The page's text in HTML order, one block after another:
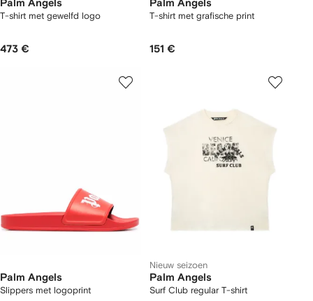
Palm Angels
T-shirt met gewelfd logo
473 €
Palm Angels
T-shirt met grafische print
151 €
Palm Angels
Slippers met logoprint
Nieuw seizoen
Palm Angels
Surf Club regular T-shirt